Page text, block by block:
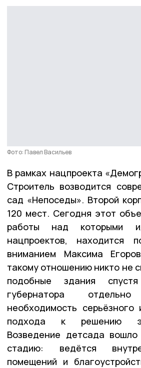
Фото: Павел Васильев
В рамках нацпроекта
Строитель возводится
сад «Непоседы». Второй
120 мест. Сегодня этот
работы над которыми
нацпроектов, находится
вниманием Максима
такому отношению никто не
подобные здания
губернатора отдельно
необходимость серьёзного
подхода к решению
Возведение детсада
стадию: ведётся
помещений и